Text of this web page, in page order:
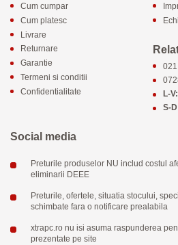
Cum cumpar
Cum platesc
Livrare
Returnare
Garantie
Termeni si conditii
Confidentialitate
L-V:
S-
Social media
Preturile produselor NU includ costul
eliminarii DEEE
Preturile, ofertele, situatia stocului,
schimbate fara o notificare prealabila
xtrapc.ro nu isi asuma raspunderea
prezentate pe site